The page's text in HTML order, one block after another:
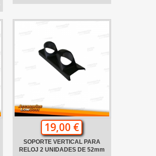
19,00 €
SOPORTE VERTICAL PARA
RELOJ 2 UNIDADES DE 52mm